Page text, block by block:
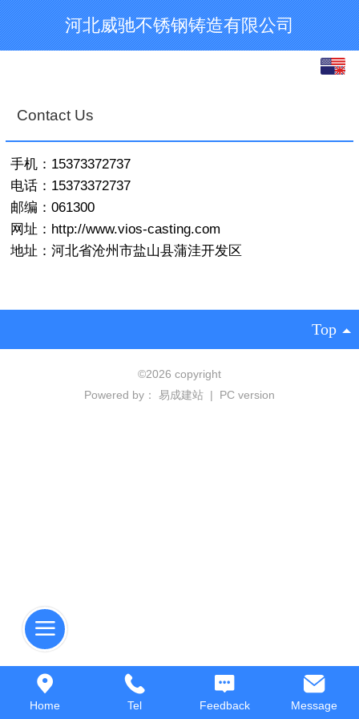
河北威驰不锈钢铸造有限公司
Contact Us
手机：15373372737
电话：15373372737
邮编：061300
网址：http://www.vios-casting.com
地址：河北省沧州市盐山县蒲洼开发区
Top
©2026 copyright
Powered by： 易成建站 | PC version
Home Tel Feedback Message